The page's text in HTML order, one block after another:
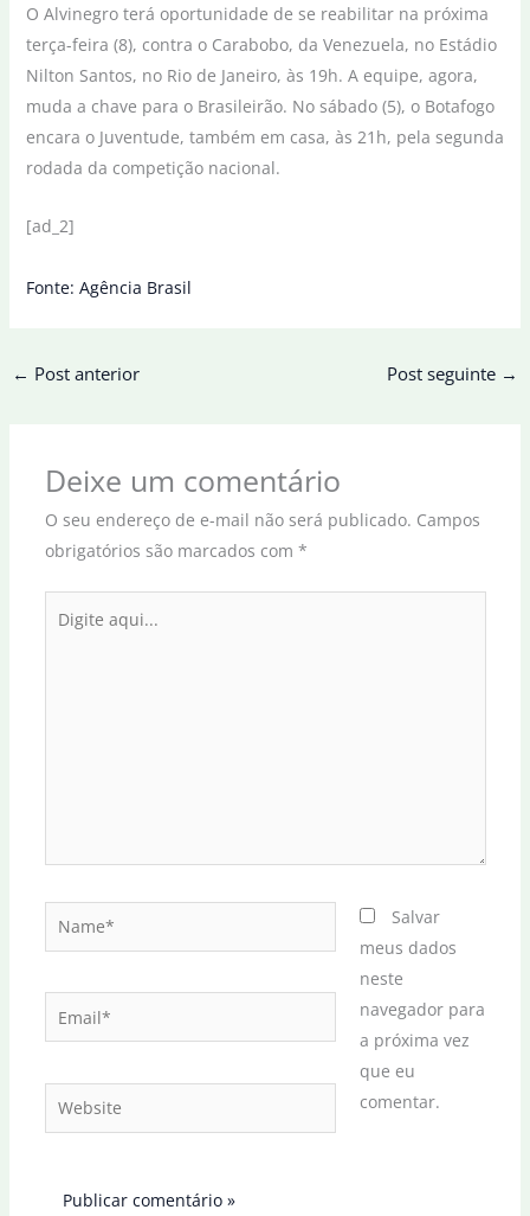
O Alvinegro terá oportunidade de se reabilitar na próxima
terça-feira (8), contra o Carabobo, da Venezuela, no Estádio
Nilton Santos, no Rio de Janeiro, às 19h. A equipe, agora,
muda a chave para o Brasileirão. No sábado (5), o Botafogo
encara o Juventude, também em casa, às 21h, pela segunda
rodada da competição nacional.
[ad_2]
Fonte: Agência Brasil
← Post anterior Post seguinte →
Deixe um comentário
O seu endereço de e-mail não será publicado. Campos
obrigatórios são marcados com *
aqui...
Email*
Website
Salvar
meus dados
neste
navegador para
a próxima vez
que eu
comentar.